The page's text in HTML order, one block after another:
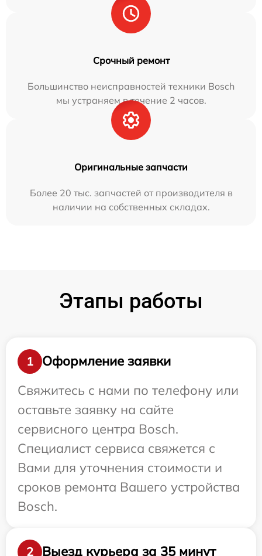
Срочный ремонт
Большинство неисправностей техники Bosch
мы устраняем в течение 2 часов.
Оригинальные запчасти
Более 20 тыс. запчастей от производителя в
наличии на собственных складах.
Этапы работы
1
Оформление заявки
Свяжитесь с нами по телефону или
оставьте заявку на сайте
сервисного центра Bosch.
Специалист сервиса свяжется с
Вами для уточнения стоимости и
сроков ремонта Вашего устройства
Bosch.
2 Выезд курьера за 35 минут